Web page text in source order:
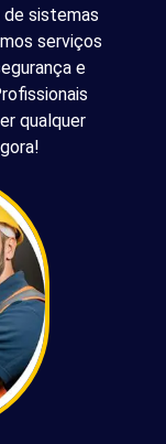
de sistemas
serviços
e
qualquer